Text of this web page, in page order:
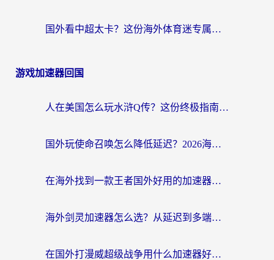
国外看中超太卡？这份海外体育迷专属的回国加速指南请收好
游戏加速器回国
人在美国怎么玩水浒Q传？这份终极指南帮你解决延迟和连接难题
国外玩使命召唤怎么降低延迟？2026海外国服游戏加速器终极指南（附实测推荐）
在海外找到一款王者国外好用的加速器，到底有多难？
海外剑灵加速器怎么选？从延迟到多端支持，这篇指南帮你告别卡顿（附墨西哥魔力宝贝&瑞士脑筋急转弯玩法）
在国外打漫威超级战争用什么加速器好一点？这或许是你最需要的一篇指南